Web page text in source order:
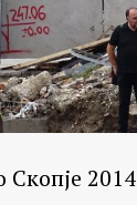
2014